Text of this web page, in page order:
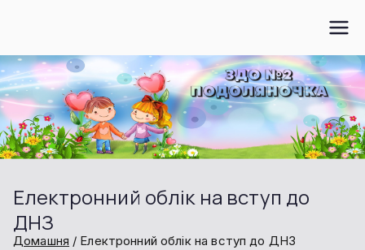
Електронний облік на вступ до
ДНЗ
Домашня Електронний облік на вступ до ДНЗ